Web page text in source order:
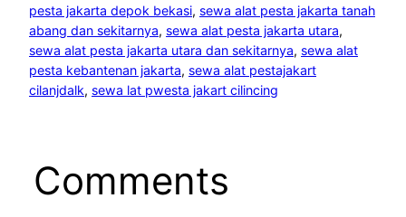
pesta jakarta depok bekasi, sewa alat pesta jakarta tanah
abang dan sekitarnya, sewa alat pesta jakarta utara
sewa alat pesta jakarta utara dan sekitarnya, sewa alat
pesta kebantenan jakarta, sewa alat pestajakart
cilanjdalk, sewa lat pwesta jakart cilincing
Comments